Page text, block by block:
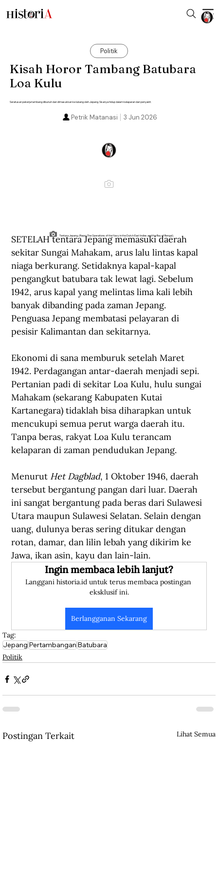
Politik
Kisah Horor Tambang Batubara
Loa Kulu
Seratusan pekerja tambang dibunuh dan dimasukkan ke lubang oleh Jepang. Sisanya hidup dalam kelaparan dan penyakit.
3 Jun 2026
Petrik Matanasi
Tentara Jepang. (Repro The Operations of the Navy in the Dutch East Indies and the Bay of Bengal).
SETELAH tentara Jepang memasuki daerah
sekitar Sungai Mahakam, arus lalu lintas kapal
niaga berkurang. Setidaknya kapal-kapal
pengangkut batubara tak lewat lagi. Sebelum
1942, arus kapal yang melintas lima kali lebih
banyak dibanding pada zaman Jepang.
Penguasa Jepang membatasi pelayaran di
pesisir Kalimantan dan sekitarnya.
Ekonomi di sana memburuk setelah Maret
1942. Perdagangan antar-daerah menjadi sepi.
Pertanian padi di sekitar Loa Kulu, hulu sungai
Mahakam (sekarang Kabupaten Kutai
Kartanegara) tidaklah bisa diharapkan untuk
mencukupi semua perut warga daerah itu.
Tanpa beras, rakyat Loa Kulu terancam
kelaparan di zaman pendudukan Jepang.
Menurut Het Dagblad, 1 Oktober 1946, daerah
tersebut bergantung pangan dari luar. Daerah
ini sangat bergantung pada beras dari Sulawesi
Utara maupun Sulawesi Selatan. Selain dengan
uang, dulunya beras sering ditukar dengan
rotan, damar, dan lilin lebah yang dikirim ke
Jawa, ikan asin, kayu dan lain-lain.
Ingin membaca lebih lanjut?
Langgani historia.id untuk terus membaca postingan
eksklusif ini.
Berlangganan Sekarang
Tag:
JepangPertambanganBatubara
Politik
Postingan Terkait Lihat Semua